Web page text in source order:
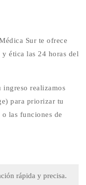
Sur te ofrece
ética las 24 horas del
ingreso realizamos
para priorizar tu
las funciones de
rápida y precisa.